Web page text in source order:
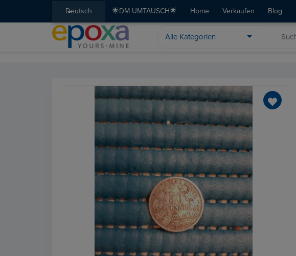
Deutsch 🌟DM UMTAUSCH🌟 Home Verkaufen Blog